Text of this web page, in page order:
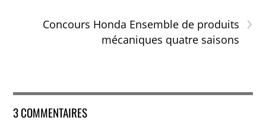
›
Concours Honda Ensemble de produits
mécaniques quatre saisons
3 COMMENTAIRES